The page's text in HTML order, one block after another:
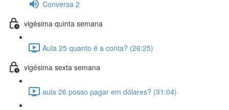
Conversa 2
vigésima quinta semana
Aula 25 quanto é a conta? (26:25)
vigésima sexta semana
aula 26 posso pagar em dólares? (31:04)